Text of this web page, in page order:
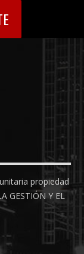
propiedad
GESTIÓN Y EL